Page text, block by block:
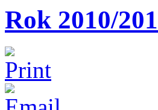
Rok 2010/